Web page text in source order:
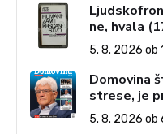
ne, hvala
Priprave na
oblasti –
opozicija 6:
delu:
krščanstva
5. 8. 2026 ob
Domovina
strese, je
5. 8. 2026 ob